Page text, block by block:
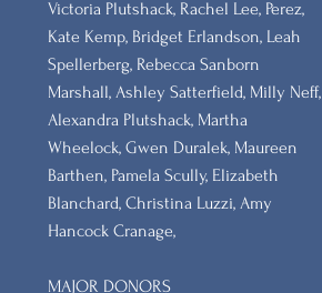
Victoria Plutshack, Rachel Lee, Perez,
Kate Kemp, Bridget Erlandson, Leah
Spellerberg, Rebecca Sanborn
Marshall​, Ashley Satterfield, Milly Neff,
Alexandra Plutshack, Martha
Wheelock, Gwen Duralek, Maureen
Barthen, Pamela Scully, Elizabeth
Blanchard, Christina Luzzi, Amy
Hancock Cranage,
MAJOR DONORS